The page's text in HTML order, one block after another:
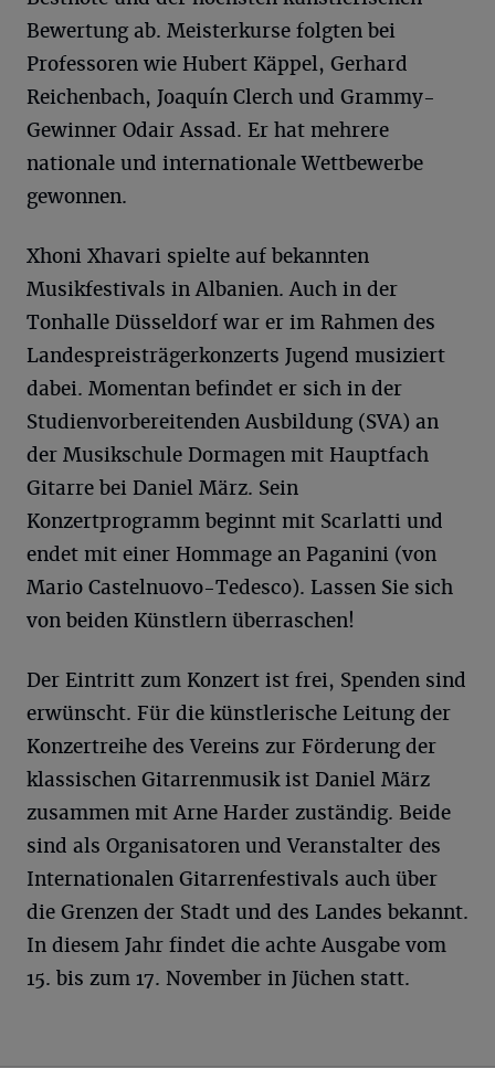
Bewertung ab. Meisterkurse folgten bei
Professoren wie Hubert Käppel, Gerhard
Reichenbach, Joaquín Clerch und Grammy-
Gewinner Odair Assad. Er hat mehrere
nationale und internationale Wettbewerbe
gewonnen.
Xhoni Xhavari spielte auf bekannten
Musikfestivals in Albanien. Auch in der
Tonhalle Düsseldorf war er im Rahmen des
Landespreisträgerkonzerts Jugend musiziert
dabei. Momentan befindet er sich in der
Studienvorbereitenden Ausbildung (SVA) an
der Musikschule Dormagen mit Hauptfach
Gitarre bei Daniel März. Sein
Konzertprogramm beginnt mit Scarlatti und
endet mit einer Hommage an Paganini (von
Mario Castelnuovo-Tedesco). Lassen Sie sich
von beiden Künstlern überraschen!
Der Eintritt zum Konzert ist frei, Spenden sind
erwünscht. Für die künstlerische Leitung der
Konzertreihe des Vereins zur Förderung der
klassischen Gitarrenmusik ist Daniel März
zusammen mit Arne Harder zuständig. Beide
sind als Organisatoren und Veranstalter des
Internationalen Gitarrenfestivals auch über
die Grenzen der Stadt und des Landes bekannt.
In diesem Jahr findet die achte Ausgabe vom
15. bis zum 17. November in Jüchen statt.